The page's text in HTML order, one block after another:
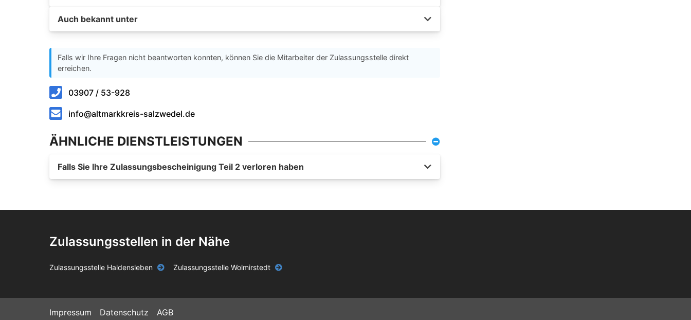
Auch bekannt unter
Falls wir Ihre Fragen nicht beantworten konnten, können Sie die Mitarbeiter der Zulassungsstelle direkt
erreichen.
03907 / 53-928
info@altmarkkreis-salzwedel.de
ÄHNLICHE DIENSTLEISTUNGEN
Falls Sie Ihre Zulassungsbescheinigung Teil 2 verloren haben
Zulassungsstellen in der Nähe
Zulassungsstelle Haldensleben Zulassungsstelle Wolmirstedt
Impressum Datenschutz AGB